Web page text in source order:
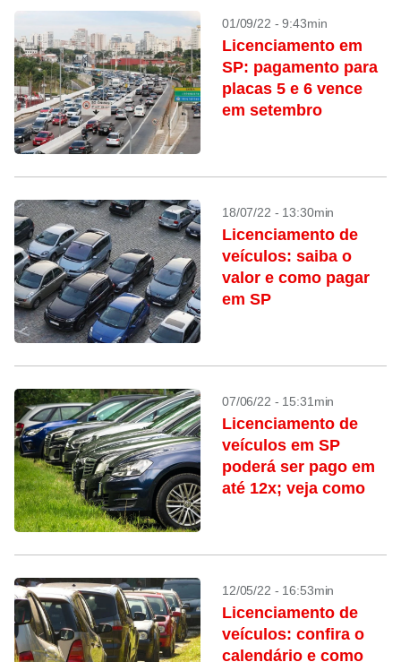
01/09/22 - 9:43min
Licenciamento em
SP: pagamento para
placas 5 e 6 vence
em setembro
18/07/22 - 13:30min
Licenciamento de
veículos: saiba o
valor e como pagar
em SP
07/06/22 - 15:31min
Licenciamento de
veículos em SP
poderá ser pago em
até 12x; veja como
12/05/22 - 16:53min
Licenciamento de
veículos: confira o
calendário e como